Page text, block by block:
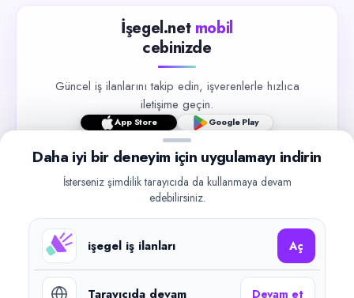
İşegel.net mobil
cebinizde
Güncel iş ilanlarını takip edin, işverenlerle hızlıca
iletişime geçin.
App Store Google Play
işegel.net bir ilan yayın platformudur; iş bulma aracılığı veya işe
yerleştirme faaliyeti yapmaz.
Daha iyi bir deneyim için uygulamayı indirin
İsterseniz şimdilik tarayıcıda da kullanmaya devam
edebilirsiniz.
işegel iş ilanları Aç
Tarayıcıda devam Devam et